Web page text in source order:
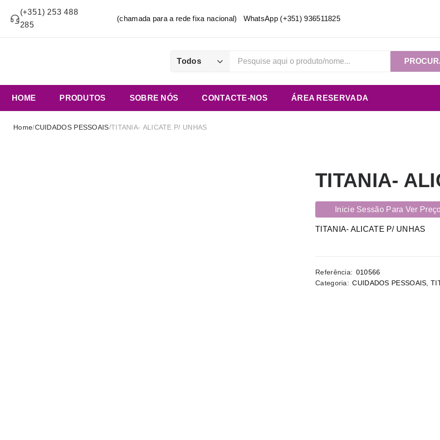
(+351) 253 488
285
(chamada para a rede fixa nacional) WhatsApp (+351) 936511825
Todos
HOME PRODUTOS SOBRE NÓS CONTACTE-NOS ÁREA RESERVADA
Home/CUIDADOS PESSOAIS/TITANIA- ALICATE P/ UNHAS
TITANIA-
Inicie Sessão Para Ver
TITANIA- ALICATE P/ UNHAS
Referência: 010566
Categoria: CUIDADOS PESSOAIS ,